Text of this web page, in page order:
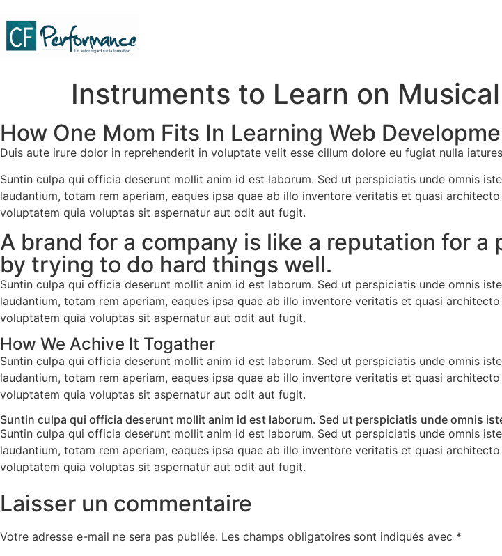
Instruments to Learn on
How One Mom Fits In Learning Web
Duis aute irure dolor in reprehenderit in voluptate velit esse cillum dolore eu fugiat nulla
Suntin culpa qui officia deserunt mollit anim id est laborum. Sed ut perspiciatis unde omnis
laudantium, totam rem aperiam, eaques ipsa quae ab illo inventore veritatis et quasi
voluptatem quia voluptas sit aspernatur aut odit aut fugit.
A brand for a company is like a reputation for a
by trying to do hard things well.
Suntin culpa qui officia deserunt mollit anim id est laborum. Sed ut perspiciatis unde omnis
laudantium, totam rem aperiam, eaques ipsa quae ab illo inventore veritatis et quasi
voluptatem quia voluptas sit aspernatur aut odit aut fugit.
How We Achive It Togather
Suntin culpa qui officia deserunt mollit anim id est laborum. Sed ut perspiciatis unde omnis
laudantium, totam rem aperiam, eaques ipsa quae ab illo inventore veritatis et quasi
voluptatem quia voluptas sit aspernatur aut odit aut fugit.
Suntin culpa qui officia deserunt mollit anim id est laborum. Sed ut perspiciatis unde omnis
Suntin culpa qui officia deserunt mollit anim id est laborum. Sed ut perspiciatis unde omnis
laudantium, totam rem aperiam, eaques ipsa quae ab illo inventore veritatis et quasi
voluptatem quia voluptas sit aspernatur aut odit aut fugit.
Laisser un commentaire
Votre adresse e-mail ne sera pas publiée. Les champs obligatoires sont indiqués avec *